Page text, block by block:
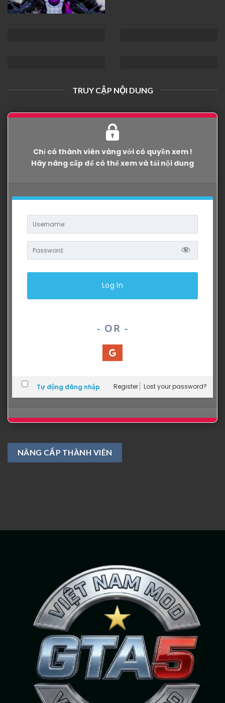
TRUY CẬP NỘI DUNG
Chỉ có thành viên vàng với có quyền xem !
Hãy nâng cấp để có thể xem và tải nội dung
- OR -
Tự động đăng nhập Register Lost your password?
NÂNG CẤP THÀNH VIÊN